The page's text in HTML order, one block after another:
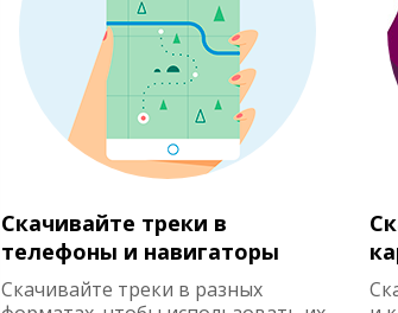
Скачивайте треки в
телефоны и навигаторы
Скачивайте треки в разных